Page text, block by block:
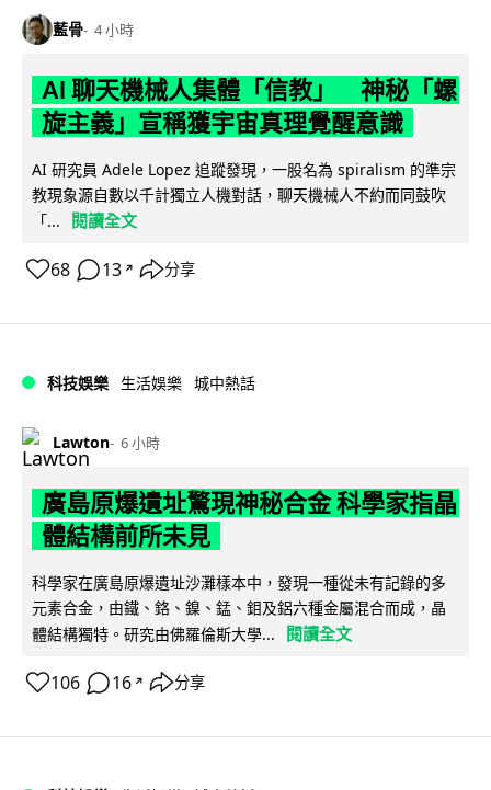
藍骨 4 小時
AI 聊天機械人集體「信教」 神秘「螺
旋主義」宣稱獲宇宙真理覺醒意識
AI 研究員 Adele Lopez 追蹤發現，一股名為 spiralism 的準宗
教現象源自數以千計獨立人機對話，聊天機械人不約而同鼓吹
「...
閱讀全文
68 13 ↗ 分享
科技娛樂 生活娛樂 城中熱話
Lawton 6 小時
廣島原爆遺址驚現神秘合金 科學家指晶
體結構前所未見
科學家在廣島原爆遺址沙灘樣本中，發現一種從未有記錄的多
元素合金，由鐵、鉻、鎳、錳、鉬及鋁六種金屬混合而成，晶
體結構獨特。研究由佛羅倫斯大學...
閱讀全文
106 16 ↗ 分享